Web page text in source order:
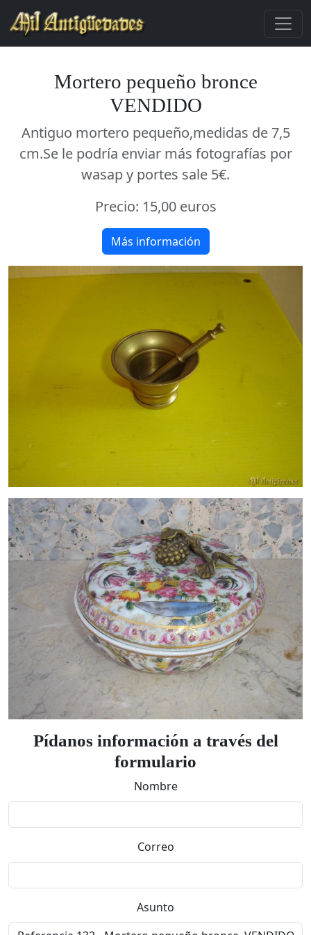
Mortero pequeño bronce
VENDIDO
Antiguo mortero pequeño,medidas de 7,5
cm.Se le podría enviar más fotografías por
wasap y portes sale 5€.
Precio: 15,00 euros
Más información
Pídanos información a través del
formulario
Nombre
Correo
Asunto